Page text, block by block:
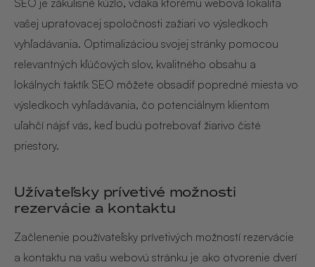
vašej upratovacej spoločnosti zažiari vo výsledkoch
vyhľadávania. Optimalizáciou svojej stránky pomocou
relevantných kľúčových slov, kvalitného obsahu a
lokálnych taktík SEO môžete obsadiť popredné miesta vo
výsledkoch vyhľadávania, čo potenciálnym klientom
uľahčí nájsť vás, keď budú potrebovať žiarivo čisté
priestory.
Užívateľsky prívetivé možnosti
rezervácie a kontaktu
Začlenenie používateľsky prívetivých možností rezervácie
a kontaktu na vašu webovú stránku je ako otvorenie dverí